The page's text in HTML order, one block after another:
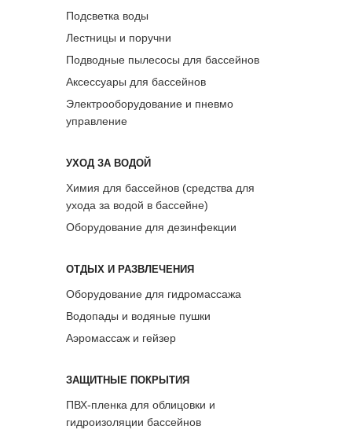
Подсветка воды
Лестницы и поручни
Подводные пылесосы для бассейнов
Аксессуары для бассейнов
Электрооборудование и пневмо
управление
УХОД ЗА ВОДОЙ
Химия для бассейнов (средства для
ухода за водой в бассейне)
Оборудование для дезинфекции
ОТДЫХ И РАЗВЛЕЧЕНИЯ
Оборудование для гидромассажа
Водопады и водяные пушки
Аэромассаж и гейзер
ЗАЩИТНЫЕ ПОКРЫТИЯ
ПВХ-пленка для облицовки и
гидроизоляции бассейнов